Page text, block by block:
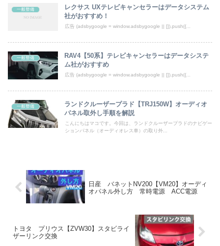
一般整備
レクサス UXテレビキャンセラーはデータシステム
社がおすすめ！
広告 (adsbygoogle = window.adsbygoogle || []).push({...
一般整備
RAV4【50系】テレビキャンセラーはデータシステ
ム社がおすすめ
広告 (adsbygoogle = window.adsbygoogle || []).push({...
一般整備
ランドクルーザープラド【TRJ150W】オーディオ
パネル取外し手順を解説
こんにちはマコです。今回は、ランドクルーザープラドのナビゲー
ションパネル（オーディオレス車）の取り外...
日産 バネットNV200【VM20】オーディ
オパネル外し方 常時電源 ACC電源
トヨタ プリウス【ZVW30】スタビライ
ザーリンク交換